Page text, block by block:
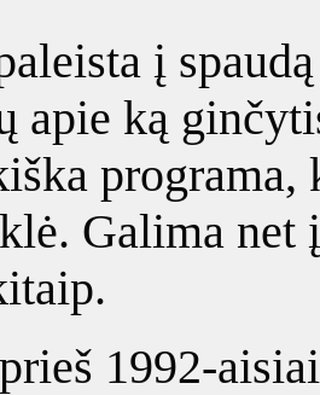
į
apie ką
Galima
1992-